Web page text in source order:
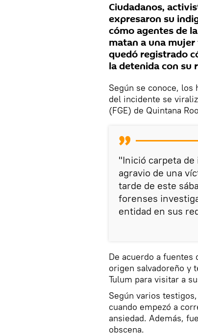
Ciudadanos,
expresaron su
cómo agentes de
matan a una
quedó registrado
la detenida con su
Según se conoce, los
del incidente se
(FGE) de Quintana
"Inició carpeta
agravio de una
tarde de este
forenses
entidad en sus
De acuerdo a fuentes
origen salvadoreño y
Tulum para visitar a
Según varios testigos,
cuando empezó a
ansiedad. Además,
obscena.